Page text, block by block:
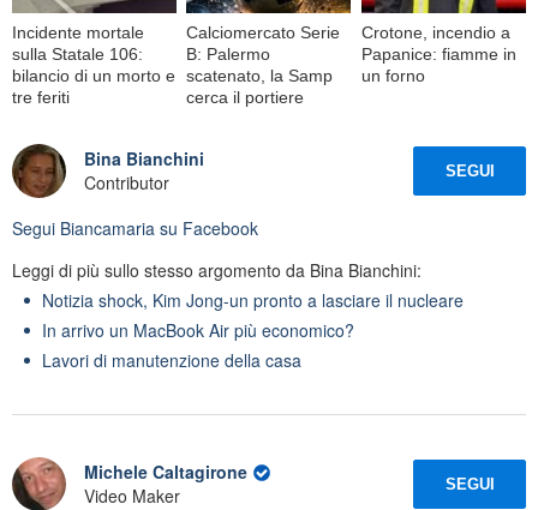
Incidente mortale
sulla Statale 106:
bilancio di un morto e
tre feriti
Calciomercato Serie
B: Palermo
scatenato, la Samp
cerca il portiere
Crotone, incendio a
Papanice: fiamme in
un forno
Bina Bianchini
Contributor
SEGUI
Segui Biancamaria su Facebook
Leggi di più sullo stesso argomento da Bina Bianchini:
Notizia shock, Kim Jong-un pronto a lasciare il nucleare
In arrivo un MacBook Air più economico?
Lavori di manutenzione della casa
Michele Caltagirone
Video Maker
SEGUI